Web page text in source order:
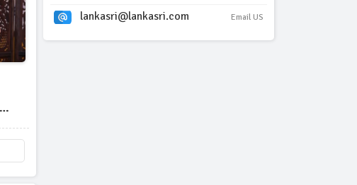
lankasri@lankasri.com Email US